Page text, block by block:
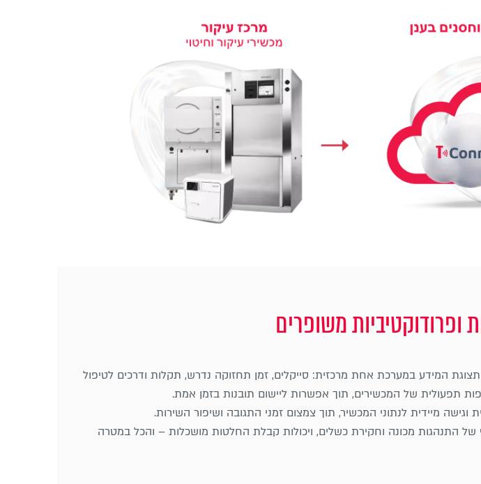
ופרודוקטיביות משופרים
המידע במערכת אחת מרכזית: סייקלים, זמן תחזוקה נדרש, תקלות ודרכים לטיפול
תפעולית של המכשירים, תוך אפשרות ליישום תובנות בזמן אמת.
מיידית לנתוני המכשיר, תוך צמצום זמני התגובה ושיפור השירות.
של התנהגות מכונה וחקירת כשלים, ויכולות קבלת החלטות מושכלות – והכל במטרה